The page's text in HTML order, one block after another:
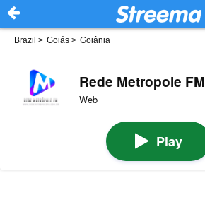
Brazil > Goiás > Goiânia
Rede Metropole FM
Web
Play